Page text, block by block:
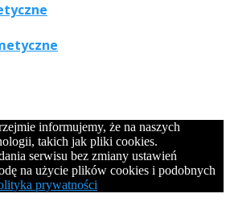
informujemy, że na naszych
takich jak pliki cookies.
serwisu bez zmiany ustawień
na użycie plików cookies i podobnych
prywatności